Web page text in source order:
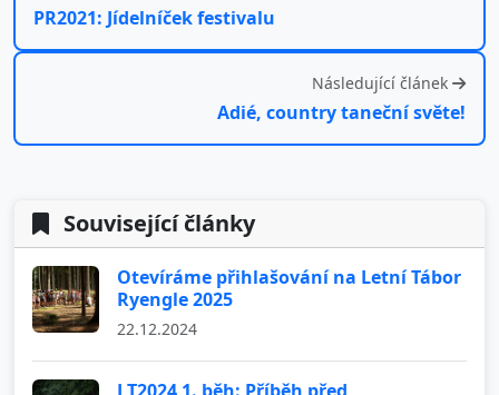
PR2021: Jídelníček festivalu
Následující článek
Adié, country taneční světe!
Související články
Otevíráme přihlašování na Letní Tábor
Ryengle 2025
22.12.2024